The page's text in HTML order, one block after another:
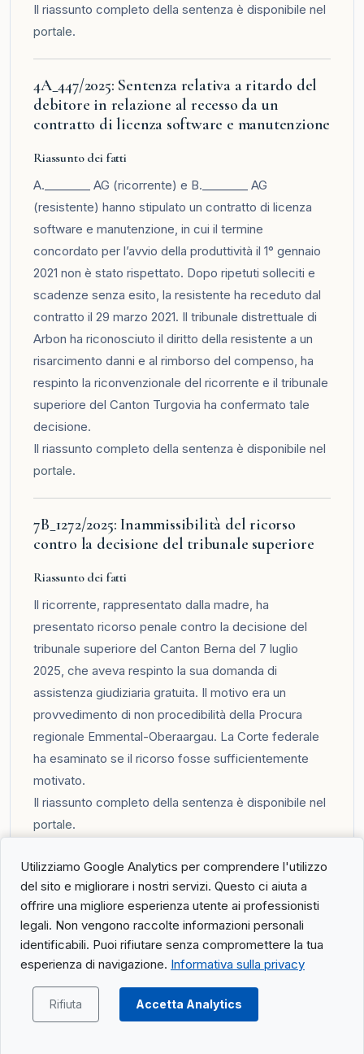
Utilizziamo Google Analytics per comprendere l'utilizzo
del sito e migliorare i nostri servizi. Questo ci aiuta a
offrire una migliore esperienza utente ai professionisti
legali. Non vengono raccolte informazioni personali
identificabili. Puoi rifiutare senza compromettere la tua
esperienza di navigazione. Informativa sulla privacy
Rifiuta Accetta Analytics
Il riassunto completo della sentenza è disponibile nel
portale.
4A_447/2025: Sentenza relativa a ritardo del
debitore in relazione al recesso da un
contratto di licenza software e manutenzione
Riassunto dei fatti
A.________ AG (ricorrente) e B.________ AG
(resistente) hanno stipulato un contratto di licenza
software e manutenzione, in cui il termine
concordato per l’avvio della produttività il 1° gennaio
2021 non è stato rispettato. Dopo ripetuti solleciti e
scadenze senza esito, la resistente ha receduto dal
contratto il 29 marzo 2021. Il tribunale distrettuale di
Arbon ha riconosciuto il diritto della resistente a un
risarcimento danni e al rimborso del compenso, ha
respinto la riconvenzionale del ricorrente e il tribunale
superiore del Canton Turgovia ha confermato tale
decisione.
Il riassunto completo della sentenza è disponibile nel
portale.
7B_1272/2025: Inammissibilità del ricorso
contro la decisione del tribunale superiore
Riassunto dei fatti
Il ricorrente, rappresentato dalla madre, ha
presentato ricorso penale contro la decisione del
tribunale superiore del Canton Berna del 7 luglio
2025, che aveva respinto la sua domanda di
assistenza giudiziaria gratuita. Il motivo era un
provvedimento di non procedibilità della Procura
regionale Emmental-Oberaargau. La Corte federale
ha esaminato se il ricorso fosse sufficientemente
motivato.
Il riassunto completo della sentenza è disponibile nel
portale.
9C_153/2026: Legittimazione della città al
ricorso in materia di diritto pubblico in
relazione ai contributi di proprietà
Riassunto dei fatti
sentenza del tribunale cantonale di Lucerna presso la
Corte federale. Il tribunale cantonale aveva stabilito